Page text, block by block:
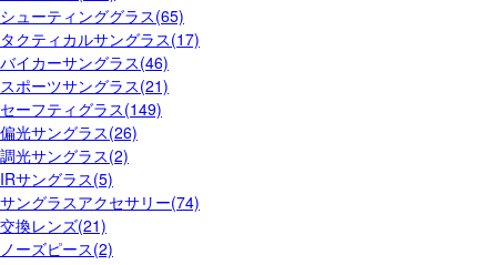
シューティンググラス(65)
タクティカルサングラス(17)
バイカーサングラス(46)
スポーツサングラス(21)
セーフティグラス(149)
偏光サングラス(26)
調光サングラス(2)
IRサングラス(5)
サングラスアクセサリー(74)
交換レンズ(21)
ノーズピース(2)